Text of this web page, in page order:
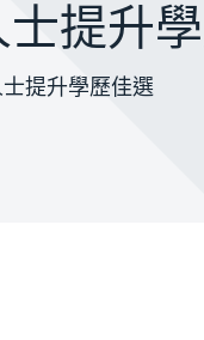
提升
提升學歷佳選